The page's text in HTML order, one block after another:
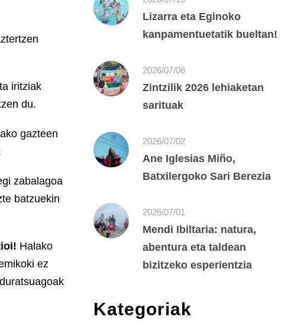
iritziak
du.
gazteen
zabalagoa
batzuekin
Halako
ez
Lizarra eta Eginoko
kanpamentuetatik bueltan!
2026/07/06
Zintzilik 2026 lehiaketan
sarituak
2026/07/02
Ane Iglesias Miño,
Batxilergoko Sari Berezia
2026/07/01
Mendi Ibiltaria: natura,
abentura eta taldean
bizitzeko esperientzia
Kategoriak